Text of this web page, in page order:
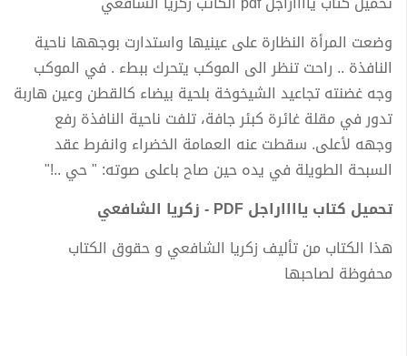
وضعت المرأة النظارة على عينيها واستدارت بوجهها ناحية
النافذة .. راحت تنظر الى الموكب يتحرك ببطء . في الموكب
وجه غضنته تجاعيد الشيخوخة بلحية بيضاء كالقطن وعين هاربة
تدور في مقلة غائرة كبئر جافة، تلفت ناحية النافذة رفع
وجهه لأعلى. سقطت عنه العمامة الخضراء وانفرط عقد
السبحة الطويلة في يده حين صاح باعلى صوته: " حي ..!"
تحميل كتاب يااااراجل PDF - زكريا الشافعي
هذا الكتاب من تأليف زكريا الشافعي و حقوق الكتاب
محفوظة لصاحبها